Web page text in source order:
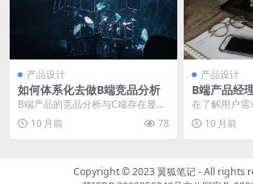
产品设计
如何体系化去做B端竞品分析
B端产品的竞品分析与C端存在显著
差异，无论是挑战的维度还是分析
的路径都各不相同。...
10 月前 78
产品设计
B端产品经
最高
在了解用户需
去进行业务调
该如何进行调
10 月前
Copyright © 2023翼狐笔记- All rights